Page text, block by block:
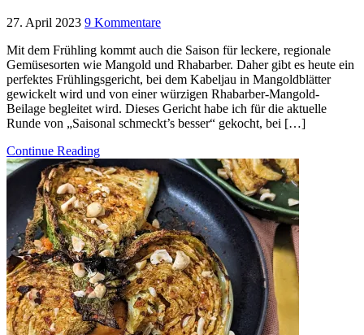
27. April 2023 9 Kommentare
Mit dem Frühling kommt auch die Saison für leckere, regionale
Gemüsesorten wie Mangold und Rhabarber. Daher gibt es heute ein
perfektes Frühlingsgericht, bei dem Kabeljau in Mangoldblätter
gewickelt wird und von einer würzigen Rhabarber-Mangold-
Beilage begleitet wird. Dieses Gericht habe ich für die aktuelle
Runde von „Saisonal schmeckt’s besser“ gekocht, bei […]
Continue Reading